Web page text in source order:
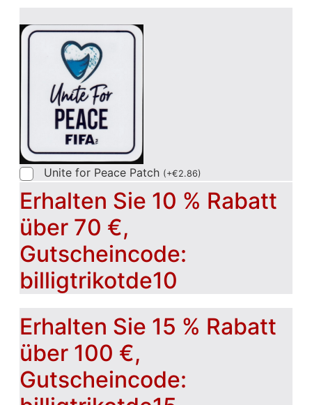
Unite for Peace Patch (+€2.86)
Erhalten Sie 10 % Rabatt
über 70 €,
Gutscheincode:
billigtrikotde10
Erhalten Sie 15 % Rabatt
über 100 €,
Gutscheincode: